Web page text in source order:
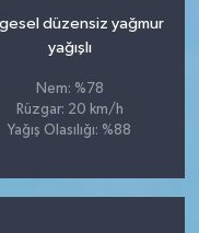
düzensiz yağmur
yağışlı
Nem: %78
Rüzgar: 20 km/h
Yağış Olasılığı: %88